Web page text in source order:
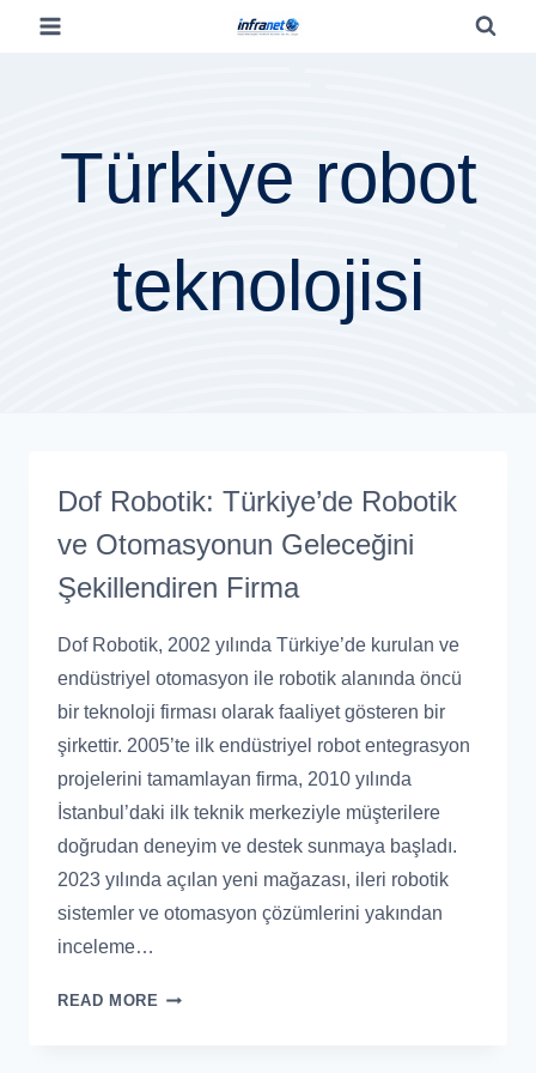
Türkiye robot
teknolojisi
Dof Robotik: Türkiye’de Robotik
ve Otomasyonun Geleceğini
Şekillendiren Firma
Dof Robotik, 2002 yılında Türkiye’de kurulan ve
endüstriyel otomasyon ile robotik alanında öncü
bir teknoloji firması olarak faaliyet gösteren bir
şirkettir. 2005’te ilk endüstriyel robot entegrasyon
projelerini tamamlayan firma, 2010 yılında
İstanbul’daki ilk teknik merkeziyle müşterilere
doğrudan deneyim ve destek sunmaya başladı.
2023 yılında açılan yeni mağazası, ileri robotik
sistemler ve otomasyon çözümlerini yakından
inceleme…
READ MORE